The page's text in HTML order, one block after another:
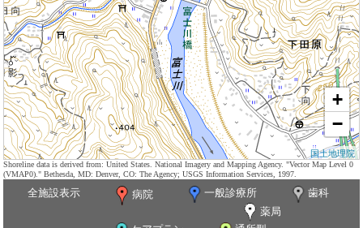
+
−
国土地理院
Shoreline data is derived from: United States. National Imagery and Mapping Agency. "Vector Map Level 0
(VMAP0)." Bethesda, MD: Denver, CO: The Agency; USGS Information Services, 1997.
全施設表示 病院 一般診療所
歯科
薬局